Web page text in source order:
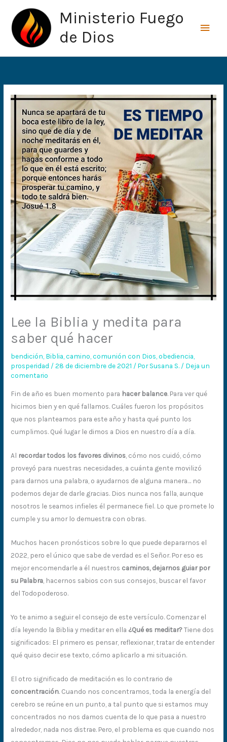
contenido
Ministerio Fuego
de Dios
Lee la Biblia y medita para
saber qué hacer
bendición, Biblia,camino,comunión con Dios,obediencia,
prosperidad /28 de diciembre de 2021 / PorSusana S. / Deja un
comentario
Fin de año es buen momento para hacer balance. Para ver qué
hicimos bien y en qué fallamos. Cuáles fueron los propósitos
que nos planteamos para este año y hasta qué punto los
cumplimos. Qué lugar le dimos a Dios en nuestro día a día.
Al recordar todos los favores divinos , cómo nos cuidó, cómo
proveyó para nuestras necesidades, a cuánta gente movilizó
para darnos una palabra, o ayudarnos de alguna manera… no
podemos dejar de darle gracias. Dios nunca nos falla, aunque
nosotros le seamos infieles él permanece fiel. Lo que promete lo
cumple y su amor lo demuestra con obras.
Muchos hacen pronósticos sobre lo que puede depararnos el
2022, pero el único que sabe de verdad es el Señor. Por eso es
mejor encomendarle a él nuestros caminos, dejarnos guiar por
su Palabra , hacernos sabios con sus consejos, buscar el favor
del Todopoderoso.
Yo te animo a seguir el consejo de este versículo. Comenzar el
día leyendo la Biblia y meditar en ella ¿Qué es meditar?Tiene dos
significados: El primero es pensar, reflexionar, tratar de entender
qué quiso decir ese texto, cómo aplicarlo a mi situación.
El otro significado de meditación es lo contrario de
concentración. Cuando nos concentramos, toda la energía del
cerebro se reúne en un punto, a tal punto que si estamos muy
concentrados no nos damos cuenta de lo que pasa a nuestro
alrededor, nada nos distrae. Pero, el problema es que cuando nos